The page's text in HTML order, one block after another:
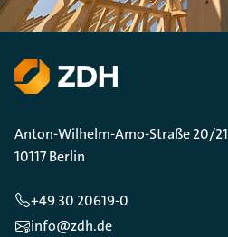
Anton-Wilhelm-Amo-Straße 20/21
10117 Berlin
+49 30 20619-0
info@zdh.de